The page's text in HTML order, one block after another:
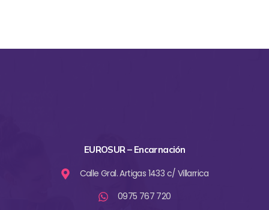
EUROSUR – Encarnación
Calle Gral. Artigas 1433 c/ Villarrica
0975 767 720